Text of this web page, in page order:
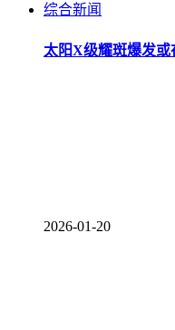
综合新闻
太阳X级耀斑爆发
2026-01-20